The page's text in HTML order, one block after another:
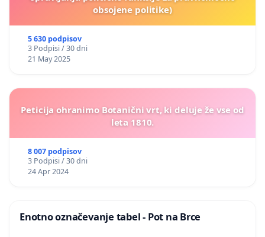
obsojene politike)
5 630 podpisov
3 Podpisi / 30 dni
21 May 2025
Peticija ohranimo Botanični vrt, ki deluje že vse od
leta 1810.
8 007 podpisov
3 Podpisi / 30 dni
24 Apr 2024
Enotno označevanje tabel - Pot na Brce